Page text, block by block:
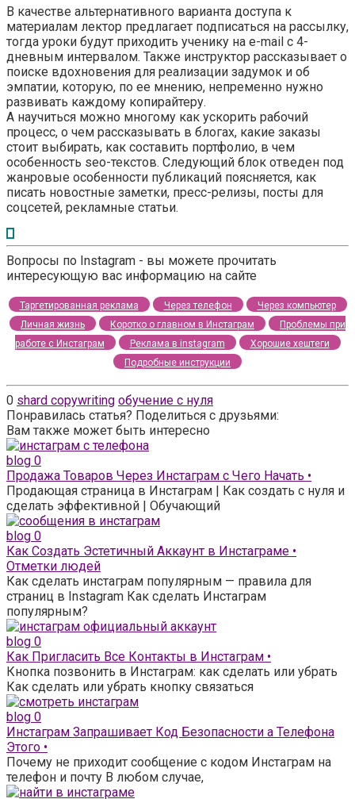
В качестве альтернативного варианта доступа к
материалам лектор предлагает подписаться на рассылку,
тогда уроки будут приходить ученику на e-mail с 4-
дневным интервалом. Также инструктор рассказывает о
поиске вдохновения для реализации задумок и об
эмпатии, которую, по ее мнению, непременно нужно
развивать каждому копирайтеру.
А научиться можно многому как ускорить рабочий
процесс, о чем рассказывать в блогах, какие заказы
стоит выбирать, как составить портфолио, в чем
особенность seo-текстов. Следующий блок отведен под
жанровые особенности публикаций поясняется, как
писать новостные заметки, пресс-релизы, посты для
соцсетей, рекламные статьи.
Вопросы по Instagram - вы можете прочитать
интересующую вас информацию на сайте
Таргетированная реклама Через телефон
Через компьютер
Личная жизнь
Коротко о главном в Инстаграм
Проблемы при
работе с Инстаграм
Реклама в instagram
Хорошие хештеги
Подробные инструкции
0 shard copywriting обучение с нуля
Понравилась статья? Поделиться с друзьями:
Вам также может быть интересно
blog 0
Продажа Товаров Через Инстаграм с Чего Начать •
Продающая страница в Инстаграм | Как создать с нуля и
сделать эффективной | Обучающий
blog 0
Как Создать Эстетичный Аккаунт в Инстаграме •
Отметки людей
Как сделать инстаграм популярным — правила для
страниц в Instagram Как сделать Инстаграм
популярным?
blog 0
Как Пригласить Все Контакты в Инстаграм •
Кнопка позвонить в Инстаграм: как сделать или убрать
Как сделать или убрать кнопку связаться
blog 0
Инстаграм Запрашивает Код Безопасности а Телефона
Этого •
Почему не приходит сообщение с кодом Инстаграм на
телефон и почту В любом случае,